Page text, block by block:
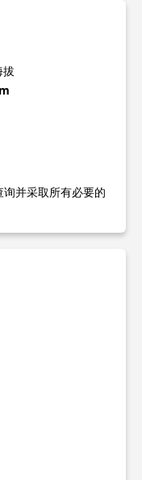
拔
并采取所有必要的